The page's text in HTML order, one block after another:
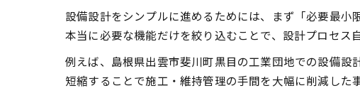
設備設計をシンプルに進めるためには、まず「必要最小
本当に必要な機能だけを絞り込むことで、設計プロセス
例えば、島根県出雲市斐川町黒目の工業団地での設備
短縮することで施工・維持管理の手間を大幅に削減した